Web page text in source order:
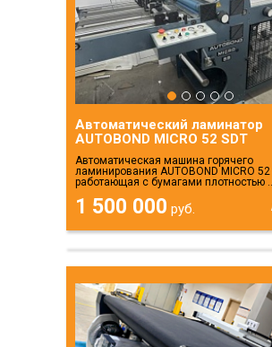
Автоматический ламинатор
AUTOBOND MICRO 52 SDT
Автоматическая машина горячего
ламинирования AUTOBOND MICRO 52
работающая с бумагами плотностью
1 500 000 руб.